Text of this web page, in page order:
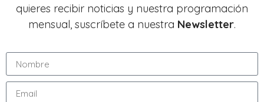
quieres recibir noticias y nuestra programación
mensual, suscríbete a nuestra Newsletter.